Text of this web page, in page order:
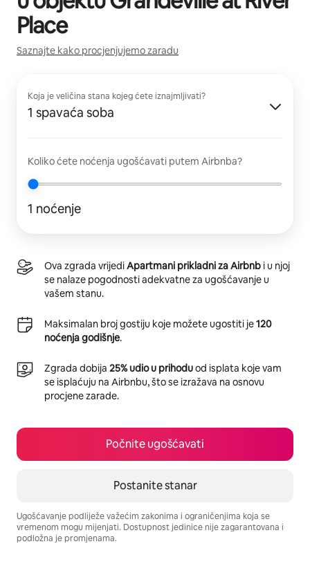
Place
Saznajte kako procjenjujemo zaradu
Koja je veličina stana kojeg ćete iznajmljivati?
1 spavaća soba
Koliko ćete noćenja ugošćavati putem Airbnba?
1 noćenje
Ova zgrada vrijediApartmani prikladni za Airbnb i u njoj
se nalaze pogodnosti adekvatne za ugošćavanje u
vašem stanu.
Maksimalan broj gostiju koje možete ugostiti je120
noćenja godišnje.
Zgrada dobija 25% udio u prihoduod isplata koje vam
se isplaćuju na Airbnbu, što se izražava na osnovu
procjene zarade.
Počnite ugošćavati
Postanite stanar
Ugošćavanje podliježe važećim zakonima i ograničenjima koja se
vremenom mogu mijenjati. Dostupnost jedinice nije zagarantovana i
podložna je promjenama.